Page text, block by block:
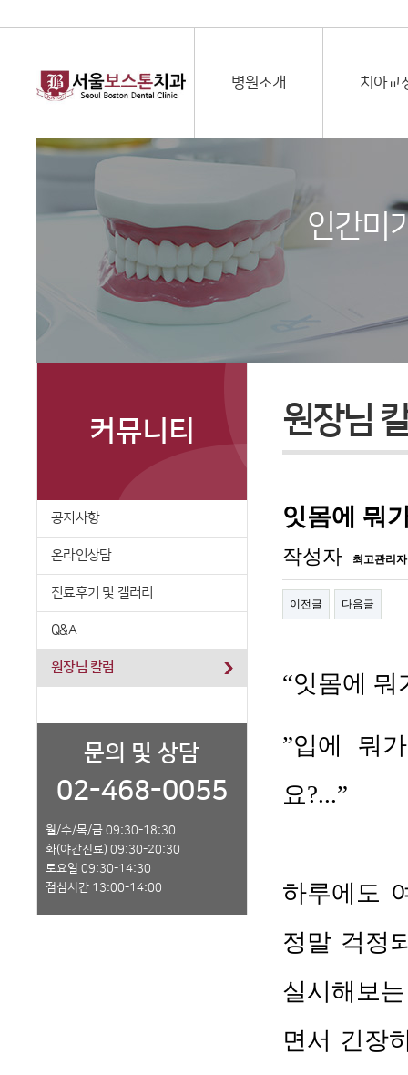
병원소개 치아교
인간미
커뮤니티
공지사항
온라인상담
진료후기 및 갤러리
Q&A
원장님 칼럼
문의 및 상담
02-468-0055
월/수/목/금 09:30-18:30
화(야간진료) 09:30-20:30
토요일 09:30-14:30
점심시간 13:00-14:00
원장님